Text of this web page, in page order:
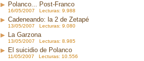
Polanco... Post-Franco
16/05/2007 Lecturas: 9.988
Cadeneando: la 2 de Zetapé
13/05/2007 Lecturas: 9.080
La Garzona
13/05/2007 Lecturas: 8.985
El suicidio de Polanco
11/05/2007 Lecturas: 10.556